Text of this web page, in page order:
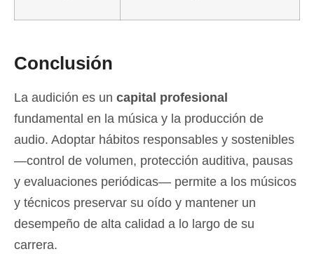
Conclusión
La audición es un capital profesional
fundamental en la música y la producción de
audio. Adoptar hábitos responsables y sostenibles
—control de volumen, protección auditiva, pausas
y evaluaciones periódicas— permite a los músicos
y técnicos preservar su oído y mantener un
desempeño de alta calidad a lo largo de su
carrera.